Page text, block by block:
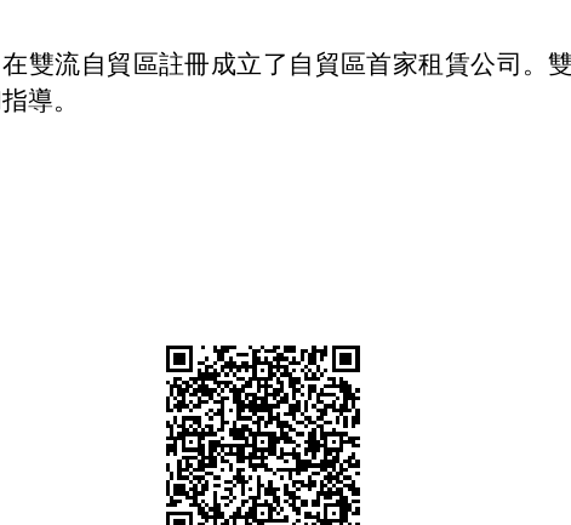
雙流自貿區註冊成立了自貿區首家租賃公司。
導。